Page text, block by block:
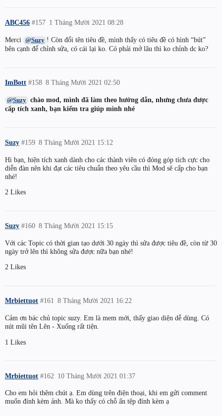
ABC456 1 Tháng Mười 2021 08:28
#157
Merci @Suzy ! Còn đổi tên tiêu đề, mình thấy có tiêu đề có hình “bút”
bên cạnh để chỉnh sửa, có cái lại ko. Có phải mở lâu thì ko chỉnh dc ko?
ImBott 8 Tháng Mười 2021 02:50
#158
@Suzy chào mod, mình đã làm theo hướng dẫn, nhưng chưa được
cấp tích xanh, bạn kiểm tra giúp mình nhé
Suzy 8 Tháng Mười 2021 15:12
#159
Hi bạn, hiện tích xanh dành cho các thành viên có đóng góp tích cực cho
diễn đàn nên khi đạt các tiêu chuẩn theo yêu cầu thì Mod sẽ cấp cho bạn
nhé!
2 Likes
Suzy 8 Tháng Mười 2021 15:15
#160
Với các Topic có thời gian tạo dưới 30 ngày thì sửa được tiêu đề, còn từ 30
ngày trở lên thì không sửa được nữa bạn nhé!
2 Likes
Mrbiettuot 8 Tháng Mười 2021 16:22
#161
Cảm ơn bác chủ topic suzy. Em là mem mới, thấy giao diện dễ dùng. Có
nút mũi tên Lên - Xuống rất tiện.
1 Likes
Mrbiettuot 10 Tháng Mười 2021 01:37
#162
Cho em hỏi thêm chút ạ. Em dùng trên điện thoại, khi em gửi comment
muốn đính kèm ảnh. Mà ko thấy có chỗ ấn tệp đính kèm ạ